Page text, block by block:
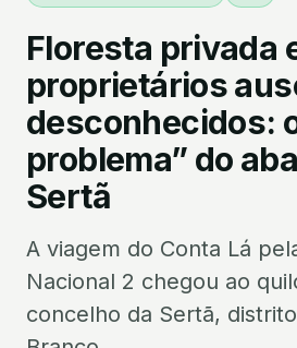
Floresta privada
proprietários
desconhecidos:
problema” do
Sertã
A viagem do Conta Lá
Nacional 2 chegou ao
concelho da Sertã,